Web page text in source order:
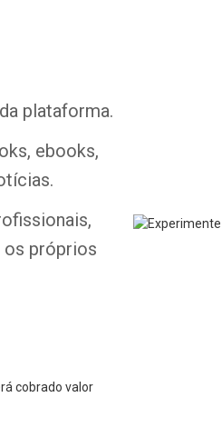
plataforma.
ebooks,
próprios
cobrado valor